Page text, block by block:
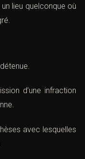
quelconque
gré.
d’une infraction
avec